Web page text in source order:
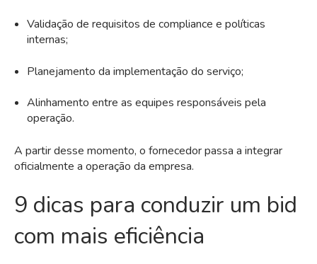
Validação de requisitos de compliance e políticas
internas;
Planejamento da implementação do serviço;
Alinhamento entre as equipes responsáveis pela
operação.
A partir desse momento, o fornecedor passa a integrar
oficialmente a operação da empresa.
9 dicas para conduzir um bid
com mais eficiência